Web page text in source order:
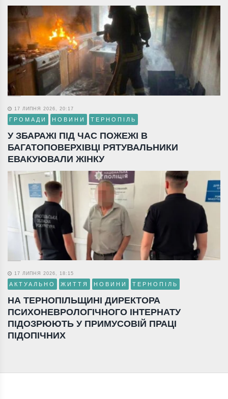
17 ЛИПНЯ 2026, 20:17
ГРОМАДИ НОВИНИ ТЕРНОПІЛЬ
У ЗБАРАЖІ ПІД ЧАС ПОЖЕЖІ В
БАГАТОПОВЕРХІВЦІ РЯТУВАЛЬНИКИ
ЕВАКУЮВАЛИ ЖІНКУ
17 ЛИПНЯ 2026, 18:15
АКТУАЛЬНО ЖИТТЯ НОВИНИ ТЕРНОПІЛЬ
НА ТЕРНОПІЛЬЩИНІ ДИРЕКТОРА
ПСИХОНЕВРОЛОГІЧНОГО ІНТЕРНАТУ
ПІДОЗРЮЮТЬ У ПРИМУСОВІЙ ПРАЦІ
ПІДОПІЧНИХ